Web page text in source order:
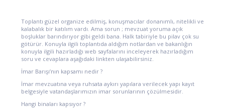
Toplantı güzel organize edilmiş, konuşmacılar donanımlı, nitelikli ve
kalabalık bir katılım vardı. Ama sorun ; mevzuat yoruma açık
boşluklar barındırıyor gibi geldi bana. Halk tabiriyle bu pilav çok su
götürür. Konuyla ilgili toplantıda aldığım notlardan ve bakanlığın
konuyla ilgili hazırladığı web sayfalarını inceleyerek hazırladığım
soru ve cevaplara aşağıdaki linkten ulaşabilirsiniz.
İmar Barışı’nın kapsamı nedir ?
İmar mevzuatına veya ruhsata aykırı yapılara verilecek yapı kayıt
belgesiyle vatandaşlarımızın imar sorunlarının çözülmesidir.
Hangi binaları kapsıyor ?